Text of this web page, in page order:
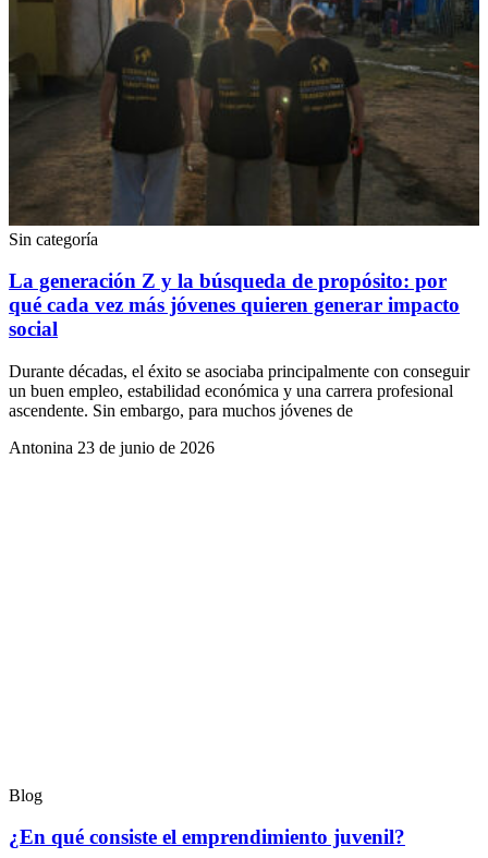
Sin categoría
La generación Z y la búsqueda de propósito: por
qué cada vez más jóvenes quieren generar impacto
social
Durante décadas, el éxito se asociaba principalmente con conseguir
un buen empleo, estabilidad económica y una carrera profesional
ascendente. Sin embargo, para muchos jóvenes de
Antonina 23 de junio de 2026
Blog
¿En qué consiste el emprendimiento juvenil?